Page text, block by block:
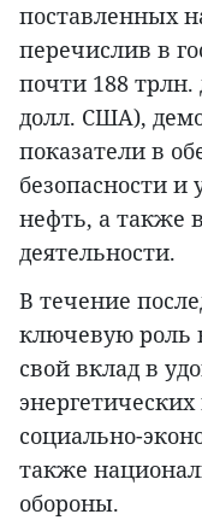
поставленных
перечислив в
почти 188 трлн.
долл. США),
показатели в
безопасности и
нефть, а также
деятельности.
В течение
ключевую роль
свой вклад в
социально-
также
обороны.